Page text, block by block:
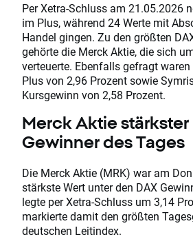
Per Xetra-Schluss am 21.05.2026
im Plus, während 24 Werte mit
Handel gingen. Zu den größten
gehörte die Merck Aktie, die sich
verteuerte. Ebenfalls gefragt
Plus von 2,96 Prozent sowie
Kursgewinn von 2,58 Prozent.
Merck Aktie stärkster
Gewinner des Tages
Die Merck Aktie (MRK) war am
stärkste Wert unter den DAX
legte per Xetra-Schluss um 3,14
markierte damit den größten
deutschen Leitindex.